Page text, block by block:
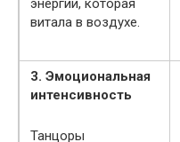
энергии, которая
витала в воздухе.
3. Эмоциональная
интенсивность
Танцоры